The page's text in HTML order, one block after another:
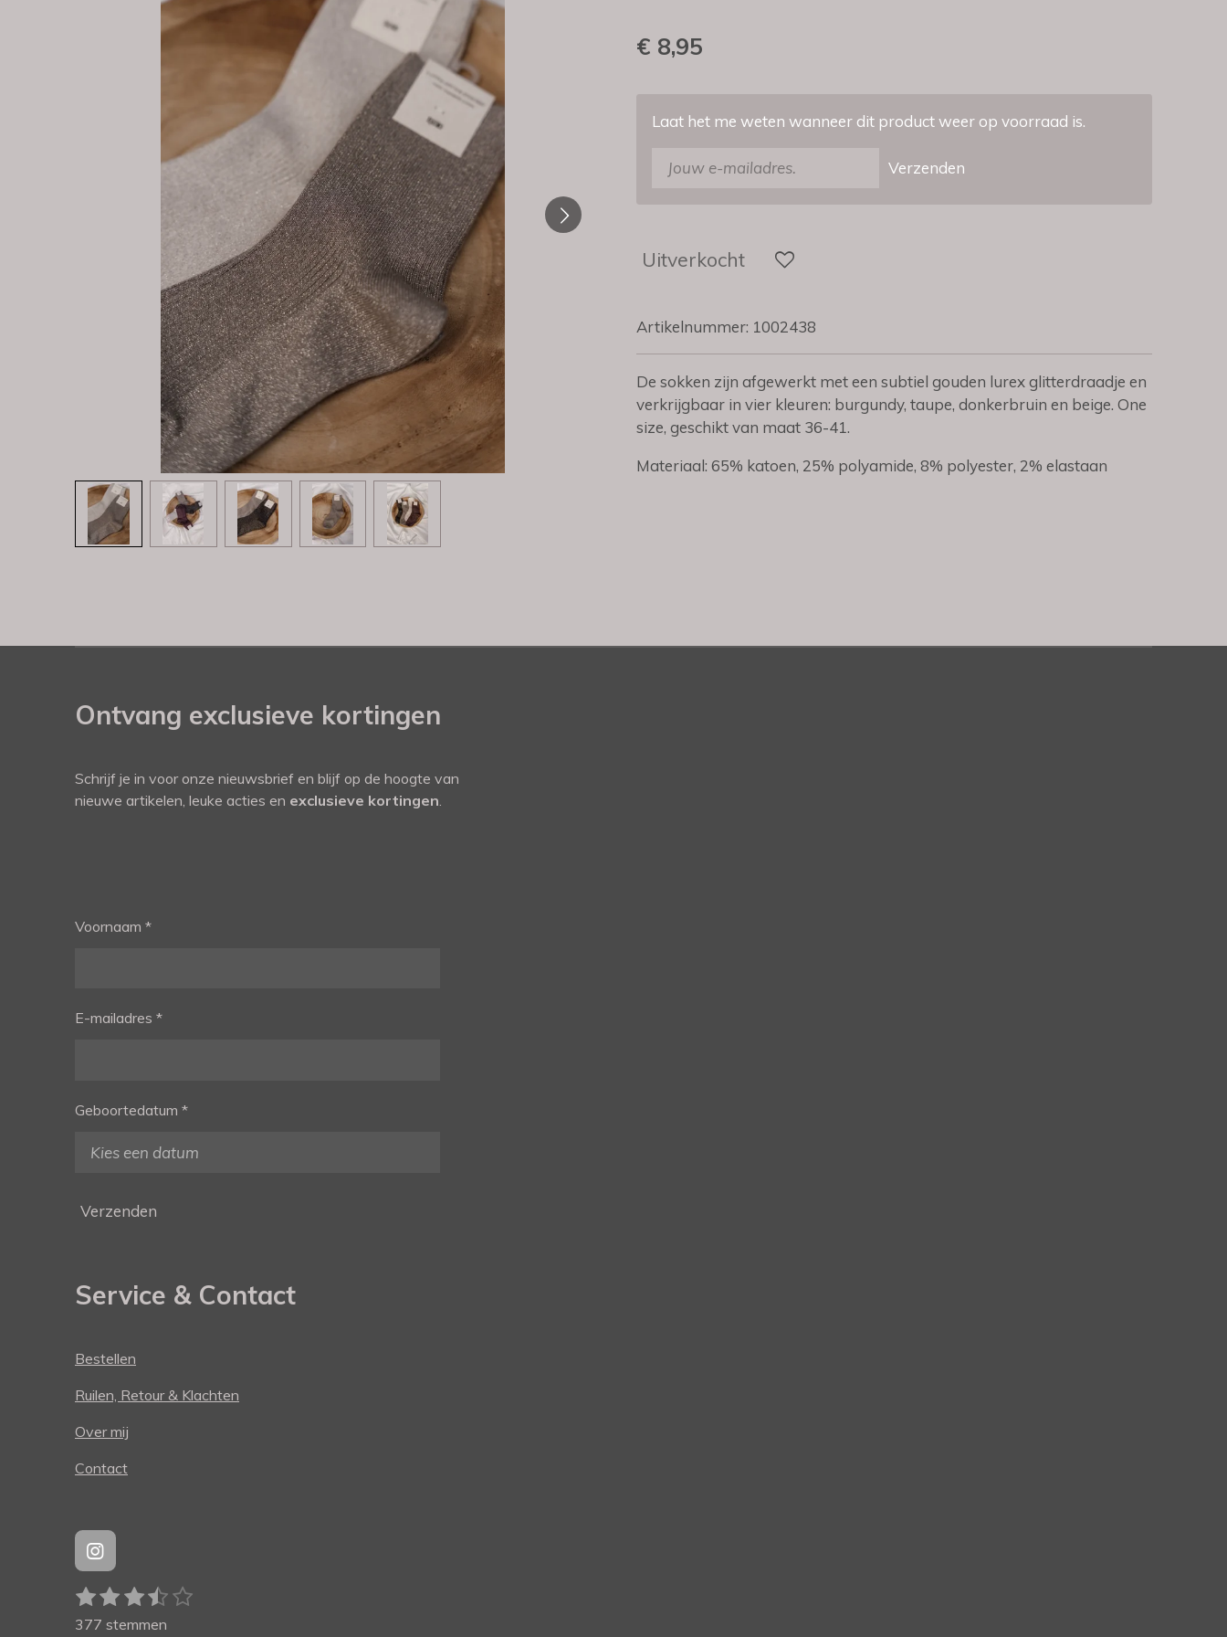
€ 8,95
Laat het me weten wanneer dit product weer op voorraad is.
Verzenden
Uitverkocht
Artikelnummer: 1002438
De sokken zijn afgewerkt met een subtiel gouden lurex glitterdraadje en
verkrijgbaar in vier kleuren: burgundy, taupe, donkerbruin en beige. One
size, geschikt van maat 36-41.
Materiaal: 65% katoen, 25% polyamide, 8% polyester, 2% elastaan
Ontvang exclusieve kortingen
Schrijf je in voor onze nieuwsbrief en blijf op de hoogte van
nieuwe artikelen, leuke acties en exclusieve kortingen
Voornaam *
E-mailadres *
Geboortedatum *
Verzenden
Service & Contact
Bestellen
Ruilen, Retour & Klachten
Over mij
Contact
I
n
s
a
R
a
1
s
2
s
3
s
4
s
5 S
377 stemmen